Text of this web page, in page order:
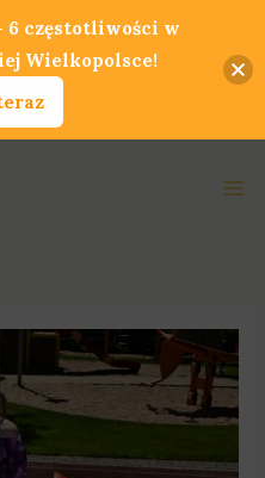
częstotliwości w
Wielkopolsce!